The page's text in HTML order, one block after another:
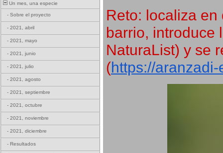
Un mes, una especie
- Sobre el proyecto
- 2021, abril
- 2021, mayo
- 2021, junio
- 2021, julio
- 2021, agosto
- 2021, septiembre
- 2021, octubre
- 2021, noviembre
- 2021, diciembre
- Resultados
Reto: localiza
barrio, introduce
NaturaList) y se
(https://